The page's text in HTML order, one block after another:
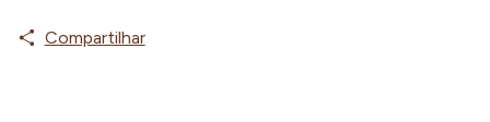
Compartilhar